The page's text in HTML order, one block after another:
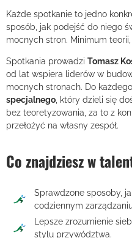
Każde spotkanie to jedno
sposób, jak podejść do niego
mocnych stron. Minimum
Spotkania prowadzi Tomasz
od lat wspiera liderów w
mocnych stronach. Do
specjalnego, który dzieli się
bez teoretyzowania, za to z
przełożyć na własny zespół.
Co znajdziesz w
Sprawdzone sposoby,
codziennym
Lepsze zrozumienie
stylu przywództwa.